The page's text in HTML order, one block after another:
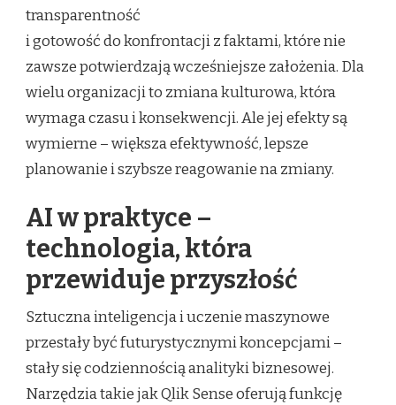
transparentność
i gotowość do konfrontacji z faktami, które nie
zawsze potwierdzają wcześniejsze założenia. Dla
wielu organizacji to zmiana kulturowa, która
wymaga czasu i konsekwencji. Ale jej efekty są
wymierne – większa efektywność, lepsze
planowanie i szybsze reagowanie na zmiany.
AI w praktyce –
technologia, która
przewiduje przyszłość
Sztuczna inteligencja i uczenie maszynowe
przestały być futurystycznymi koncepcjami –
stały się codziennością analityki biznesowej.
Narzędzia takie jak Qlik Sense oferują funkcję